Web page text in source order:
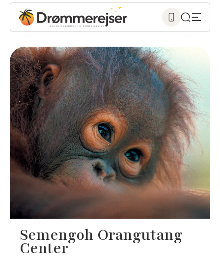
Semengoh Orangutang
Center